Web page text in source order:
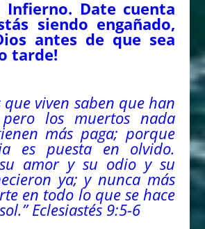
Infierno. Date cuenta
siendo engañado,
antes de que sea
tarde!
que viven saben que han
los muertos nada
más paga; porque
es puesta en olvido.
amor y su odio y su
ya; y nunca más
en todo lo que se hace
Eclesiastés 9:5-6